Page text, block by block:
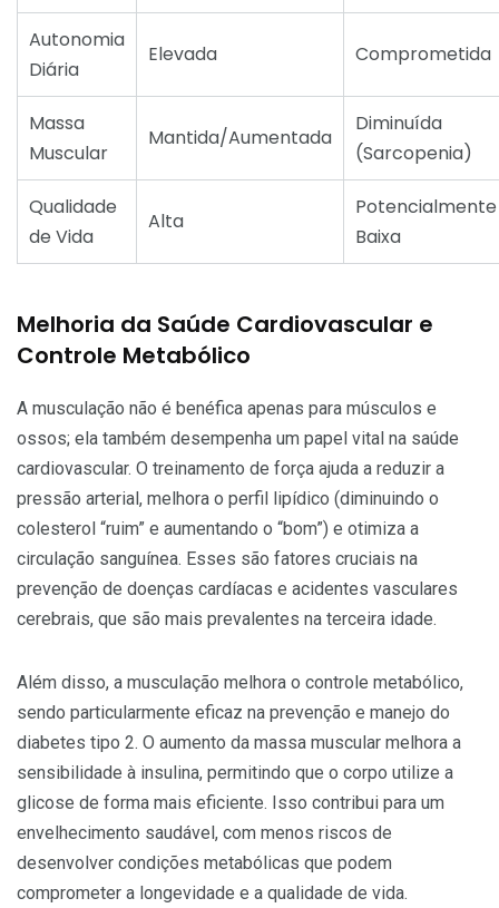
Autonomia
Diária
Elevada Comprometida
Massa
Muscular
Mantida/Aumentada
Diminuída
(Sarcopenia)
Qualidade
de Vida
Alta
Potencialmente
Baixa
Melhoria da Saúde Cardiovascular e
Controle Metabólico
A musculação não é benéfica apenas para músculos e
ossos; ela também desempenha um papel vital na saúde
cardiovascular. O treinamento de força ajuda a reduzir a
pressão arterial, melhora o perfil lipídico (diminuindo o
colesterol “ruim” e aumentando o “bom”) e otimiza a
circulação sanguínea. Esses são fatores cruciais na
prevenção de doenças cardíacas e acidentes vasculares
cerebrais, que são mais prevalentes na terceira idade.
Além disso, a musculação melhora o controle metabólico,
sendo particularmente eficaz na prevenção e manejo do
diabetes tipo 2. O aumento da massa muscular melhora a
sensibilidade à insulina, permitindo que o corpo utilize a
glicose de forma mais eficiente. Isso contribui para um
envelhecimento saudável, com menos riscos de
desenvolver condições metabólicas que podem
comprometer a longevidade e a qualidade de vida.